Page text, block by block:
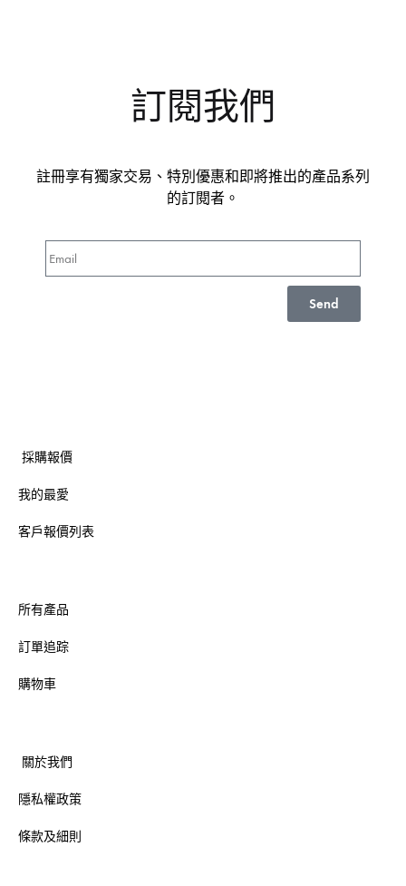
訂閱我們
註冊享有獨家交易、特別優惠和即將推出的產品系列
的訂閱者。
Send
採購報價
我的最愛
客戶報價列表
所有產品
訂單追踪
購物車
關於我們
隱私權政策
條款及細則